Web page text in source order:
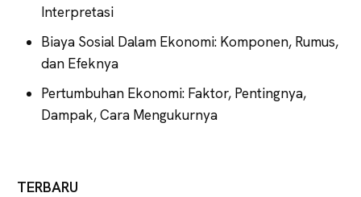
Interpretasi
Biaya Sosial Dalam Ekonomi: Komponen, Rumus,
dan Efeknya
Pertumbuhan Ekonomi: Faktor, Pentingnya,
Dampak, Cara Mengukurnya
TERBARU